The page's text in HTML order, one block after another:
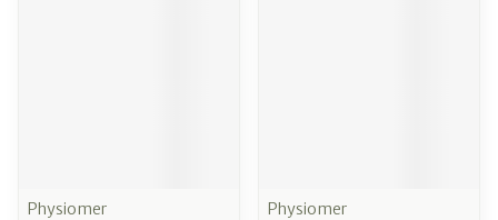
Physiomer
Physiomer